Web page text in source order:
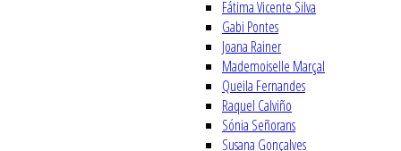
Fátima Vicente Silva
Gabi Pontes
Joana Rainer
Mademoiselle Marçal
Queila Fernandes
Raquel Calviño
Sónia Señorans
Susana Gonçalves